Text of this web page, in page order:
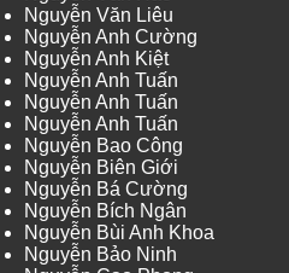
Nguyễn Văn Liêu
Nguyễn Anh Cường
Nguyễn Anh Kiệt
Nguyễn Anh Tuấn
Nguyễn Anh Tuấn
Nguyễn Anh Tuấn
Nguyễn Bao Công
Nguyễn Biên Giới
Nguyễn Bá Cường
Nguyễn Bích Ngân
Nguyễn Bùi Anh Khoa
Nguyễn Bảo Ninh